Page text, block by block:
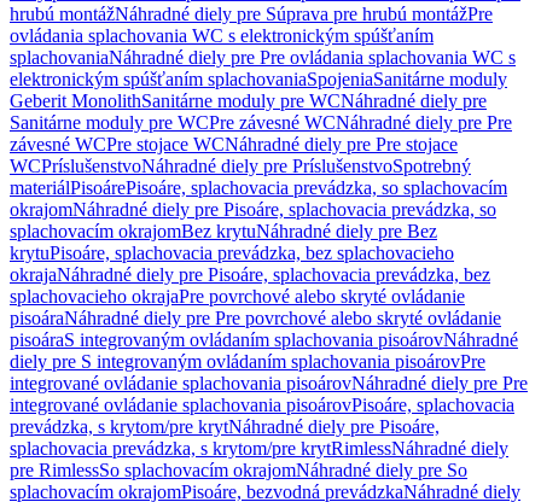
hrubú montážNáhradné diely pre Súprava pre hrubú montážPre
ovládania splachovania WC s elektronickým spúšťaním
splachovaniaNáhradné diely pre Pre ovládania splachovania WC s
elektronickým spúšťaním splachovaniaSpojeniaSanitárne moduly
Geberit MonolithSanitárne moduly pre WCNáhradné diely pre
Sanitárne moduly pre WCPre závesné WCNáhradné diely pre Pre
závesné WCPre stojace WCNáhradné diely pre Pre stojace
WCPríslušenstvoNáhradné diely pre PríslušenstvoSpotrebný
materiálPisoárePisoáre, splachovacia prevádzka, so splachovacím
okrajomNáhradné diely pre Pisoáre, splachovacia prevádzka, so
splachovacím okrajomBez krytuNáhradné diely pre Bez
krytuPisoáre, splachovacia prevádzka, bez splachovacieho
okrajaNáhradné diely pre Pisoáre, splachovacia prevádzka, bez
splachovacieho okrajaPre povrchové alebo skryté ovládanie
pisoáraNáhradné diely pre Pre povrchové alebo skryté ovládanie
pisoáraS integrovaným ovládaním splachovania pisoárovNáhradné
diely pre S integrovaným ovládaním splachovania pisoárovPre
integrované ovládanie splachovania pisoárovNáhradné diely pre Pre
integrované ovládanie splachovania pisoárovPisoáre, splachovacia
prevádzka, s krytom/pre krytNáhradné diely pre Pisoáre,
splachovacia prevádzka, s krytom/pre krytRimlessNáhradné diely
pre RimlessSo splachovacím okrajomNáhradné diely pre So
splachovacím okrajomPisoáre, bezvodná prevádzkaNáhradné diely